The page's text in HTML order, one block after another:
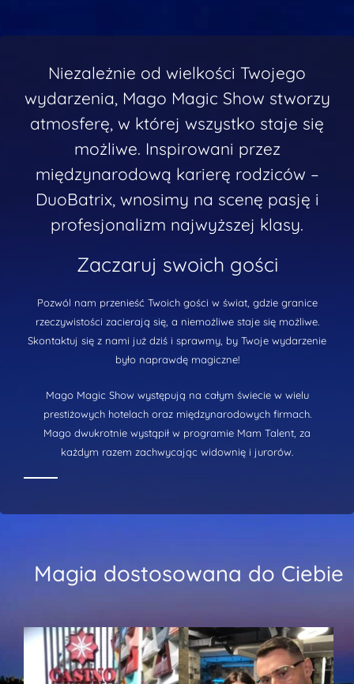
Magia dostosowana do Ciebie
Niezależnie od wielkości Twojego
wydarzenia, Mago Magic Show stworzy
atmosferę, w której wszystko staje się
możliwe. Inspirowani przez
międzynarodową karierę rodziców –
DuoBatrix, wnosimy na scenę pasję i
profesjonalizm najwyższej klasy.
Zaczaruj swoich gości
Pozwól nam przenieść Twoich gości w świat, gdzie granice
rzeczywistości zacierają się, a niemożliwe staje się możliwe.
Skontaktuj się z nami już dziś i sprawmy, by Twoje wydarzenie
było naprawdę magiczne!
Mago Magic Show występują na całym świecie w wielu
prestiżowych hotelach oraz międzynarodowych firmach.
Mago dwukrotnie wystąpił w programie Mam Talent, za
każdym razem zachwycając widownię i jurorów.